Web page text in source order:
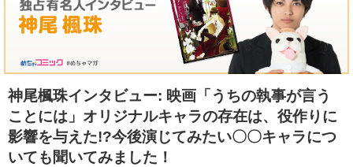
神尾楓珠インタビュー: 映画「うちの執事が言う
ことには」オリジナルキャラの存在は、役作りに
影響を与えた!?今後演じてみたい〇〇キャラにつ
いても聞いてみました！